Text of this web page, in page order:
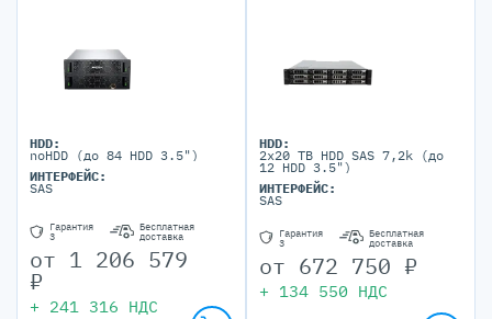
HDD:
noHDD (до 84 HDD 3.5")
ИНТЕРФЕЙС:
SAS
Гарантия
3
Бесплатная
доставка
от 1 206 579
₽
+ 241 316 НДС
HDD:
2x20 TB HDD SAS 7,2k (до
12 HDD 3.5")
ИНТЕРФЕЙС:
SAS
Гарантия
3
Бесплатная
доставка
от 672 750 ₽
+ 134 550 НДС